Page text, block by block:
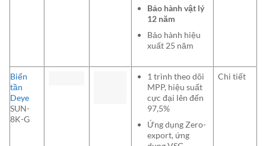
Bảo hành vật lý
12 năm
Bảo hành hiệu
xuất 25 năm
Biến
tần
Deye
SUN-
8K-G
1 trình theo dõi
MPP, hiệu suất
cực đại lên đến
97,5%
Ứng dụng Zero-
export, ứng
Chi tiết